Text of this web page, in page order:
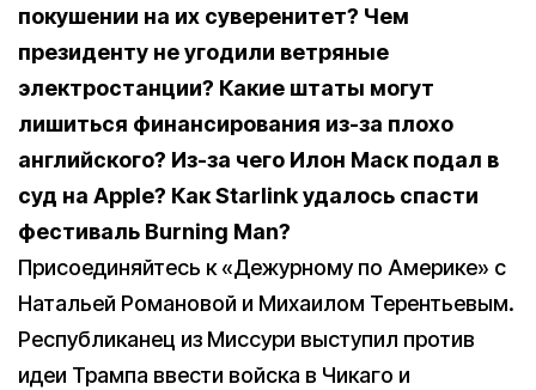
покушении на их суверенитет? Чем
президенту не угодили ветряные
электростанции? Какие штаты могут
лишиться финансирования из-за плохо
английского? Из-за чего Илон Маск подал в
суд на Apple? Как Starlink удалось спасти
фестиваль Burning Man?
Присоединяйтесь к «Дежурному по Америке» с
Натальей Романовой и Михаилом Терентьевым.
Республиканец из Миссури выступил против
идеи Трампа ввести войска в Чикаго и